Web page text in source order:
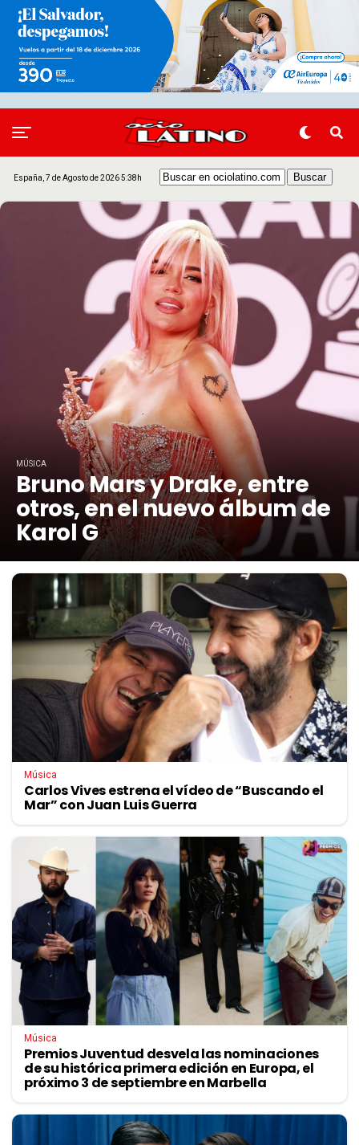
España, 7 de Agosto de 2026 5:38h
MÚSICA
Bruno Mars y Drake, entre
otros, en el nuevo álbum de
Karol G
Música
Carlos Vives estrena el vídeo de “Buscando el
Mar” con Juan Luis Guerra
Música
Premios Juventud desvela las nominaciones
de su histórica primera edición en Europa, el
próximo 3 de septiembre en Marbella